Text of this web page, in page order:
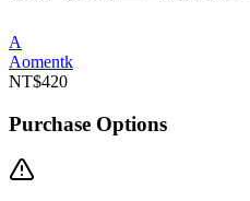
A
Aomentk
NT$420
Purchase Options